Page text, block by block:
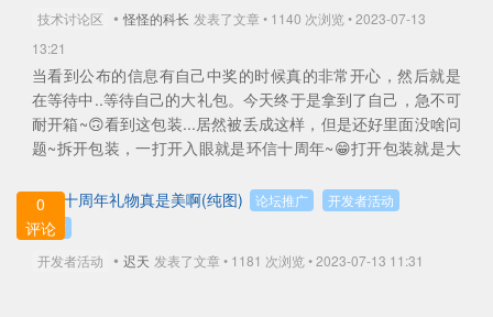
技术讨论区
• 怪怪的科长 发表了文章 • 1140 次浏览 • 2023-07-13
13:21
当看到公布的信息有自己中奖的时候真的非常开心，然后就是
在等待中..等待自己的大礼包。今天终于是拿到了自己，急不可
耐开箱~🙃看到这包装...居然被丢成这样，但是还好里面没啥问
题~拆开包装，一打开入眼就是环信十周年~😁打开包装就是大
0
评论
环信十周年礼物真是美啊(纯图) 论坛推广
开发者活动
环信
开发者活动
• 迟天 发表了文章 • 1181 次浏览 • 2023-07-13 11:31